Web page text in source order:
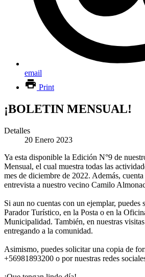
email
Print
¡BOLETIN MENSUAL!
Detalles
20 Enero 2023
Ya esta disponible la Edición N°9 de
Mensual, el cual muestra todas las
mes de diciembre de 2022. Además,
entrevista a nuestro vecino Camilo
Si aun no cuentas con un ejemplar, puedes
Parador Turístico, en la Posta o en la
Municipalidad. También, en nuestras
entregando a la comunidad.
Asimismo, puedes solicitar una copia de
+56981893200 o por nuestras redes